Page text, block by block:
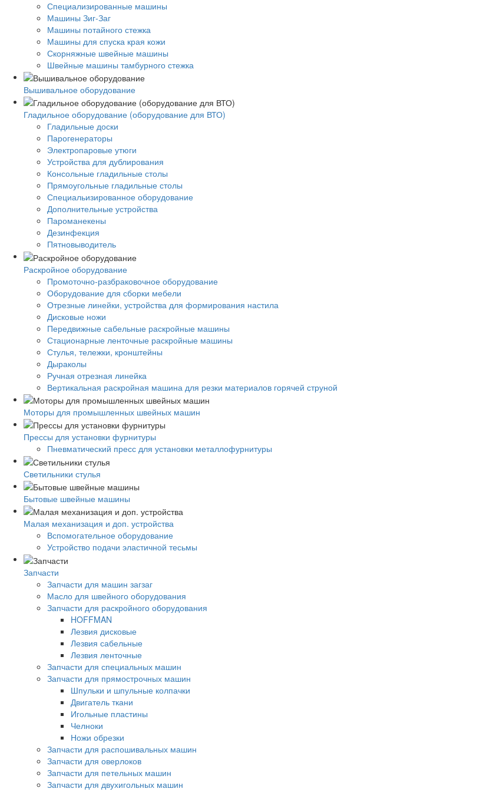
Специализированные машины
Машины Зиг-Заг
Машины потайного стежка
Машины для спуска края кожи
Скорняжные швейные машины
Швейные машины тамбурного стежка
Вышивальное оборудование
Гладильное оборудование (оборудование для ВТО)
Гладильные доски
Парогенераторы
Электропаровые утюги
Устройства для дублирования
Консольные гладильные столы
Прямоугольные гладильные столы
Специальизированное оборудование
Дополнительные устройства
Пароманекены
Дезинфекция
Пятновыводитель
Раскройное оборудование
Промоточно-разбраковочное оборудование
Оборудование для сборки мебели
Отрезные линейки, устройства для формирования настила
Дисковые ножи
Передвижные сабельные раскройные машины
Стационарные ленточные раскройные машины
Стулья, тележки, кронштейны
Дыраколы
Ручная отрезная линейка
Вертикальная раскройная машина для резки материалов горячей струной
Моторы для промышленных швейных машин
Прессы для установки фурнитуры
Пневматический пресс для установки металлофурнитуры
Светильники стулья
Бытовые швейные машины
Малая механизация и доп. устройства
Вспомогательное оборудование
Устройство подачи эластичной тесьмы
Запчасти
Запчасти для машин загзаг
Масло для швейного оборудования
Запчасти для раскройного оборудования
HOFFMAN
Лезвия дисковые
Лезвия сабельные
Лезвия ленточные
Запчасти для специальных машин
Запчасти для прямострочных машин
Шпульки и шпульные колпачки
Двигатель ткани
Игольные пластины
Челноки
Ножи обрезки
Запчасти для распошивальных машин
Запчасти для оверлоков
Запчасти для петельных машин
Запчасти для двухигольных машин